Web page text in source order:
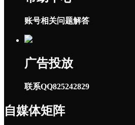
账号相关问题解答
广告投放
联系QQ825242829
自媒体矩阵